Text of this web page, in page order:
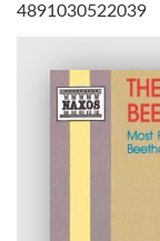
4891030522039